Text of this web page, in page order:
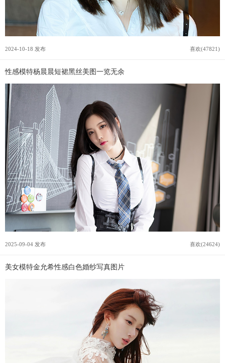
2024-10-18 发布 喜欢(47821)
性感模特杨晨晨短裙黑丝美图一览无余
2025-09-04 发布 喜欢(24624)
美女模特金允希性感白色婚纱写真图片